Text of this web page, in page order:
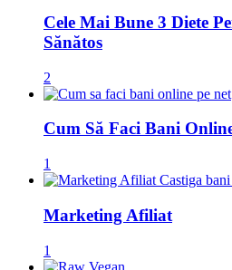
Cele Mai Bune 3 Diete
Sănătos
2
Cum Să Faci Bani
1
Marketing Afiliat
1